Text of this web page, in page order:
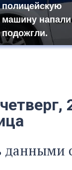
полицейскую
машину
подожгли.
данными